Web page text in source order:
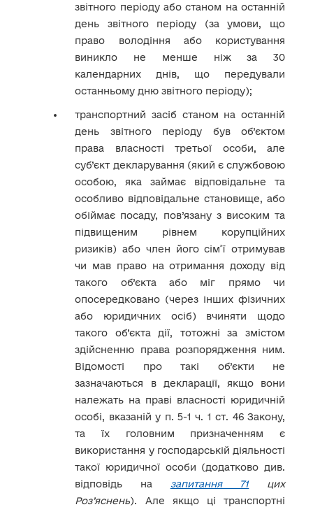
звітного періоду або станом на останній
день звітного періоду (за умови, що
право володіння або користування
виникло не менше ніж за 30
календарних днів, що передували
останньому дню звітного періоду);
транспортний засіб станом на останній
день звітного періоду був об’єктом
права власності третьої особи, але
суб’єкт декларування (який є службовою
особою, яка займає відповідальне та
особливо відповідальне становище, або
обіймає посаду, пов’язану з високим та
підвищеним рівнем корупційних
ризиків) або член його сім’ї отримував
чи мав право на отримання доходу від
такого об’єкта або міг прямо чи
опосередковано (через інших фізичних
або юридичних осіб) вчиняти щодо
такого об’єкта дії, тотожні за змістом
здійсненню права розпорядження ним.
Відомості про такі об’єкти не
зазначаються в декларації, якщо вони
належать на праві власності юридичній
особі, вказаній у п. 5-1 ч. 1 ст. 46 Закону,
та їх головним призначенням є
використання у господарській діяльності
такої юридичної особи (додатково див.
відповідь на
запитання 71цих
Роз’яснень). Але якщо ці транспортні